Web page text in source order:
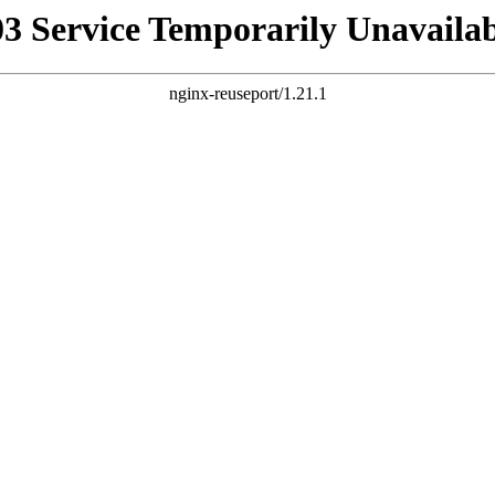
Service Temporarily
nginx-reuseport/1.21.1